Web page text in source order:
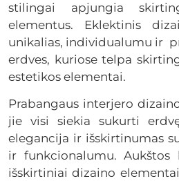
stilingai apjungia
elementus. Eklektinis
unikalias, individualumu ir
erdves, kuriose telpa
estetikos elementai.
Prabangaus interjero
jie visi siekia sukurti
elegancija ir išskirtinumas
ir funkcionalumu. Aukštos
išskirtiniai dizaino